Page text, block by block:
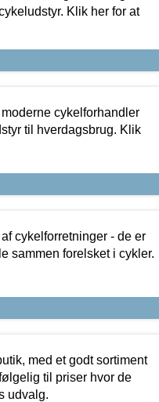
Klik her for at
cykelforhandler
til hverdagsbrug. Klik
cykelforretninger - de er
sammen forelsket i cykler.
med et godt sortiment
til priser hvor de
udvalg.